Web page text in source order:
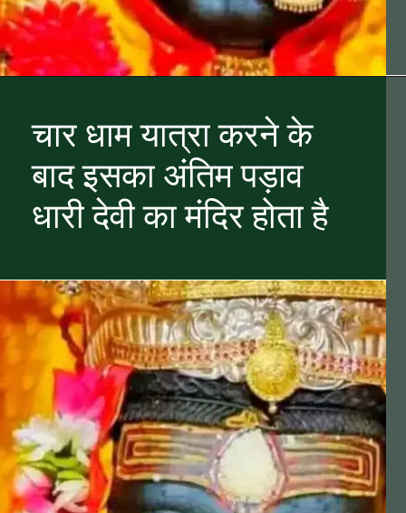
चार धाम यात्रा करने के
बाद इसका अंतिम पड़ाव
धारी देवी का मंदिर होता है